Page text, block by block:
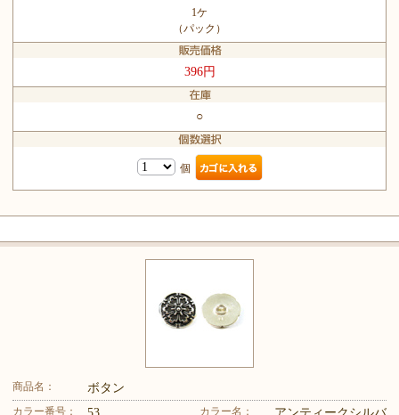
1ケ
（パック）
396円
○
個
商品名： ボタン
カラー番号： カラー名：